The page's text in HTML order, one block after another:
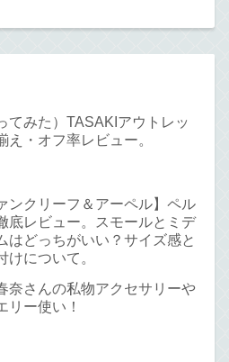
てみた）TASAKIアウトレッ
え・オフ率レビュー。
ンクリーフ＆アーペル】ペル
底レビュー。スモールとミデ
はどっちがいい？サイズ感と
けについて。
奈さんの私物アクセサリーや
リー使い！